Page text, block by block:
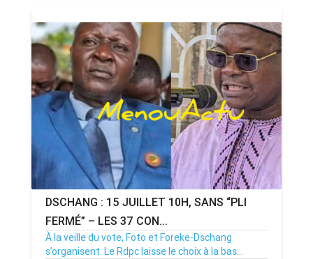
DSCHANG : 15 JUILLET 10H, SANS “PLI
FERMÉ” – LES 37 CON...
À la veille du vote, Foto et Foreke-Dschang
s’organisent. Le Rdpc laisse le choix à la bas...